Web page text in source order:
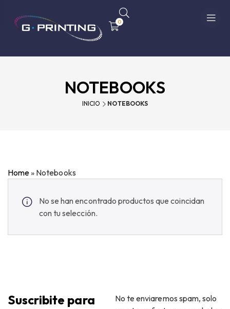
0
NOTEBOOKS
INICIO NOTEBOOKS
Home» Notebooks
No se han encontrado productos que coincidan
con tu selección.
Suscribite para
No te enviaremos spam, solo